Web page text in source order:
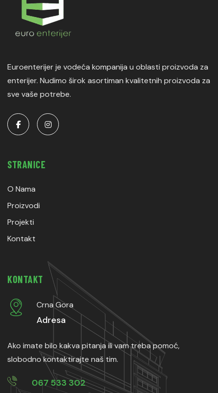
Euroenterijer je vodeća kompanija u oblasti proizvoda za
enterijer. Nudimo širok asortiman kvalitetnih proizvoda za
sve vaše potrebe.
STRANICE
O Nama
Proizvodi
Projekti
Kontakt
KONTAKT
Crna Gora
Adresa
Ako imate bilo kakva pitanja ili vam treba pomoć,
slobodno kontaktirajte naš tim.
067 533 302